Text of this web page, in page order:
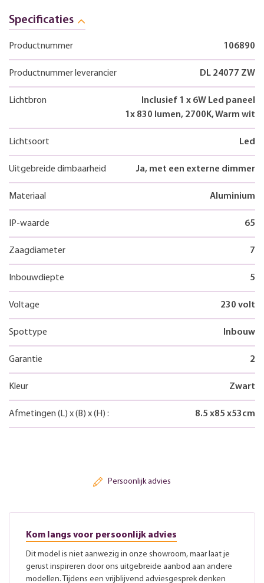
Specificaties
Productnummer 106890
Productnummer leverancier DL 24077 ZW
Lichtbron
Inclusief 1 x 6W Led paneel
1x 830 lumen, 2700K, Warm wit
Lichtsoort Led
Uitgebreide dimbaarheid Ja, met een externe dimmer
Materiaal Aluminium
IP-waarde 65
Zaagdiameter 7
Inbouwdiepte 5
Voltage 230 volt
Spottype Inbouw
Garantie 2
Kleur Zwart
Afmetingen (L) x(B) x(H) : 8.5 x85 x53cm
Persoonlijk advies
Kom langs voor persoonlijk advies
Dit model is niet aanwezig in onze showroom, maar laat je
gerust inspireren door ons uitgebreide aanbod aan andere
modellen. Tijdens een vrijblijvend adviesgesprek denken